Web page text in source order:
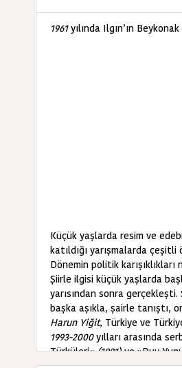
1961yılında Ilgın’ın
Küçük yaşlarda resim ve
katıldığı yarışmalarda çeşitli
Dönemin politik
Şiirle ilgisi küçük yaşlarda
yarısından sonra
başka aşıkla, şairle tanıştı,
Harun Yiğit, Türkiye ve
1993-2000yılları arasında
Türküleri«(1991)ve »Duy